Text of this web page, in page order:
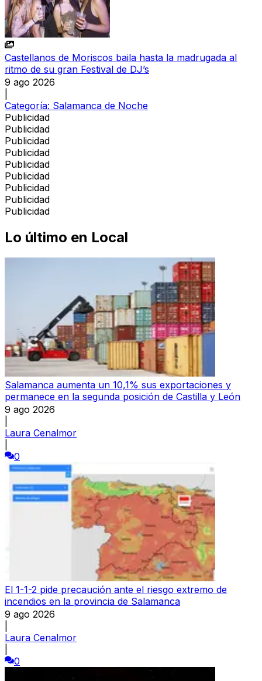
Castellanos de Moriscos baila hasta la madrugada al
ritmo de su gran Festival de DJ’s
9 ago 2026
Categoría: Salamanca de Noche
Publicidad
Publicidad
Publicidad
Publicidad
Publicidad
Publicidad
Publicidad
Publicidad
Publicidad
Lo último en Local
Salamanca aumenta un 10,1% sus exportaciones y
permanece en la segunda posición de Castilla y León
9 ago 2026
Laura Cenalmor
0
El 1-1-2 pide precaución ante el riesgo extremo de
incendios en la provincia de Salamanca
9 ago 2026
Laura Cenalmor
0